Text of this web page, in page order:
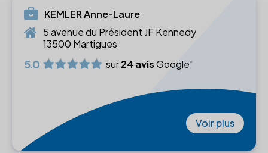
KEMLER Anne-Laure
5 avenue du Président JF Kennedy
13500 Martigues
5.0 sur24 avisGoogle
Voir plus